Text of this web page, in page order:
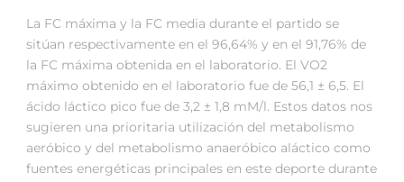
La FC máxima y la FC media durante el partido se
sitúan respectivamente en el 96,64% y en el 91,76% de
la FC máxima obtenida en el laboratorio. El VO2
máximo obtenido en el laboratorio fue de 56,1 ± 6,5. El
ácido láctico pico fue de 3,2 ± 1,8 mM/l. Estos datos nos
sugieren una prioritaria utilización del metabolismo
aeróbico y del metabolismo anaeróbico aláctico como
fuentes energéticas principales en este deporte durante